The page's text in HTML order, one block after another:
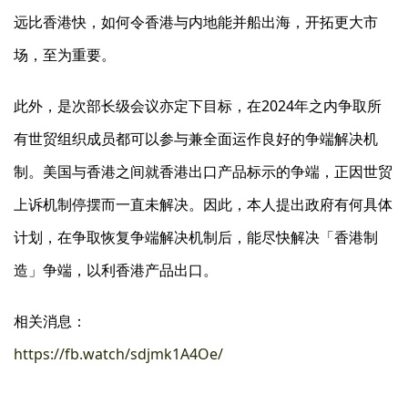
远比香港快，如何令香港与内地能并船出海，开拓更大市
场，至为重要。
此外，是次部长级会议亦定下目标，在2024年之内争取所
有世贸组织成员都可以参与兼全面运作良好的争端解决机
制。美国与香港之间就香港出口产品标示的争端，正因世贸
上诉机制停摆而一直未解决。因此，本人提出政府有何具体
计划，在争取恢复争端解决机制后，能尽快解决「香港制
造」争端，以利香港产品出口。
相关消息：
https://fb.watch/sdjmk1A4Oe/